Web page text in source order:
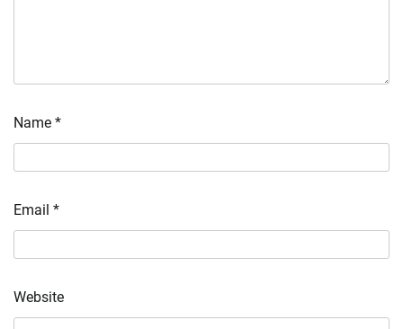
Name *
Email *
Website